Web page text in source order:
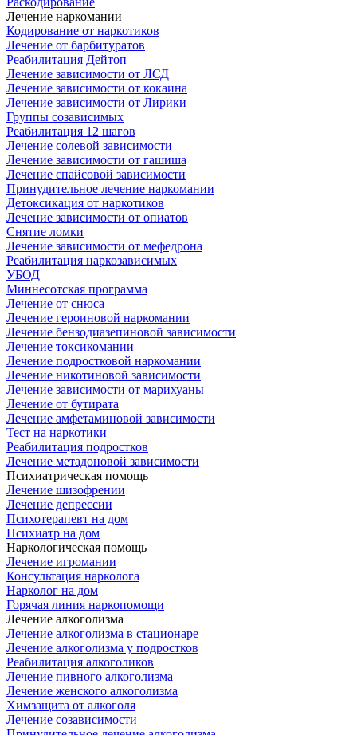
Лечение наркомании
Кодирование от наркотиков
Лечение от барбитуратов
Реабилитация Дейтоп
Лечение зависимости от ЛСД
Лечение зависимости от кокаина
Лечение зависимости от Лирики
Группы созависимых
Реабилитация 12 шагов
Лечение солевой зависимости
Лечение зависимости от гашиша
Лечение спайсовой зависимости
Принудительное лечение наркомании
Детоксикация от наркотиков
Лечение зависимости от опиатов
Снятие ломки
Лечение зависимости от мефедрона
Реабилитация наркозависимых
УБОД
Миннесотская программа
Лечение от снюса
Лечение героиновой наркомании
Лечение бензодиазепиновой зависимости
Лечение токсикомании
Лечение подростковой наркомании
Лечение никотиновой зависимости
Лечение зависимости от марихуаны
Лечение от бутирата
Лечение амфетаминовой зависимости
Тест на наркотики
Реабилитация подростков
Лечение метадоновой зависимости
Психиатрическая помощь
Лечение шизофрении
Лечение депрессии
Психотерапевт на дом
Психиатр на дом
Наркологическая помощь
Лечение игромании
Консультация нарколога
Нарколог на дом
Горячая линия наркопомощи
Лечение алкоголизма
Лечение алкоголизма в стационаре
Лечение алкоголизма у подростков
Реабилитация алкоголиков
Лечение пивного алкоголизма
Лечение женского алкоголизма
Химзащита от алкоголя
Лечение созависимости